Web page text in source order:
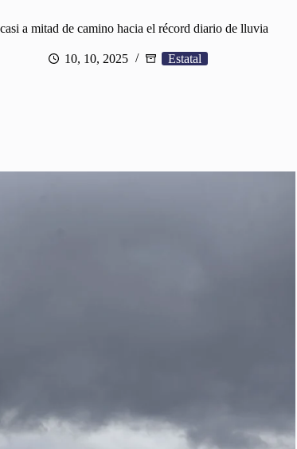
a mitad de camino hacia el récord diario de lluvia
10, 10, 2025 Estatal